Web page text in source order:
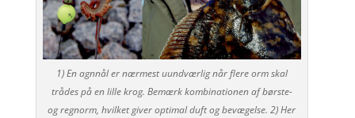
1) En agnnål er nærmest uundværlig når flere orm skal
trådes på en lille krog. Bemærk kombinationen af børste-
og regnorm, hvilket giver optimal duft og bevægelse. 2) Her